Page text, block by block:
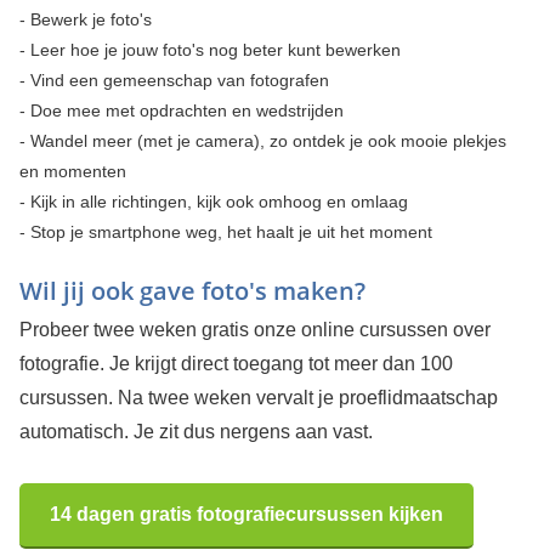
- Bewerk je foto's
- Leer hoe je jouw foto's nog beter kunt bewerken
- Vind een gemeenschap van fotografen
- Doe mee met opdrachten en wedstrijden
- Wandel meer (met je camera), zo ontdek je ook mooie plekjes
en momenten
- Kijk in alle richtingen, kijk ook omhoog en omlaag
- Stop je smartphone weg, het haalt je uit het moment
Wil jij ook gave foto's maken?
Probeer twee weken gratis onze online cursussen over
fotografie. Je krijgt direct toegang tot meer dan 100
cursussen. Na twee weken vervalt je proeflidmaatschap
automatisch. Je zit dus nergens aan vast.
14 dagen gratis fotografiecursussen kijken